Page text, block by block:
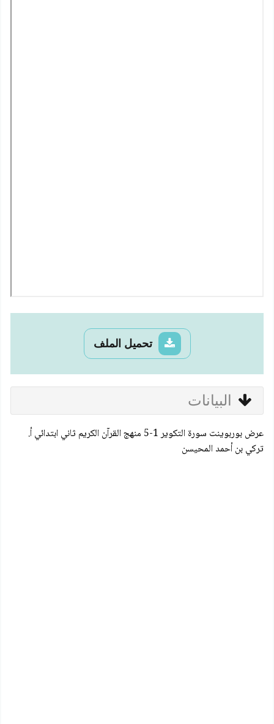
تحميل الملف
البيانات
عرض بوربوينت سورة التكوير 1-5 منهج القرآن الكريم ثاني ابتدائي أ.
تركي بن أحمد المحيسن